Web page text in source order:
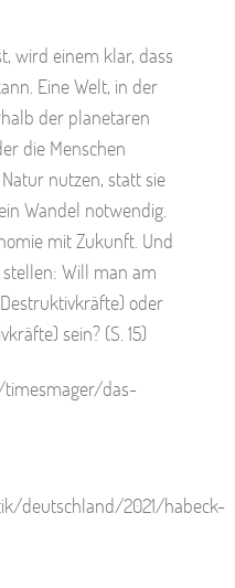
wird einem klar, dass
Eine Welt, in der
der planetaren
die Menschen
nutzen, statt sie
Wandel notwendig.
mit Zukunft. Und
Will man am
oder
sein? (S. 15)
das-
deutschland/2021/habeck-